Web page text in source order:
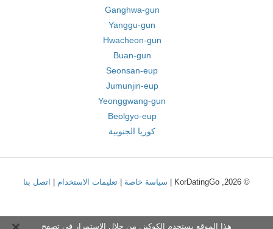
Ganghwa-gun
Yanggu-gun
Hwacheon-gun
Buan-gun
Seonsan-eup
Jumunjin-eup
Yeonggwang-gun
Beolgyo-eup
كوريا الجنوبية
© 2026, KorDatingGo | سياسة خاصة تعليمات الاستخدام اتصل بنا
هذا الموقع يستخدم الكوكيز. من خلال الاستمرار في تصفح